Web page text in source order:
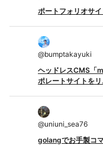
ポートフォリオサ
@bumptakayuki
ヘッドレスCMS「
ポレートサイトを
@uniuni_sea76
golangでお手製コ